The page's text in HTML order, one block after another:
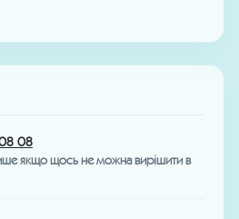
08
якщо щось не можна вирішити в